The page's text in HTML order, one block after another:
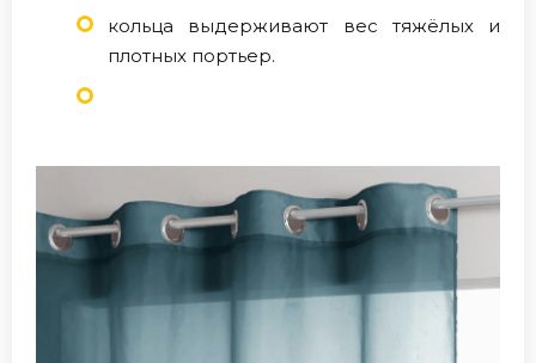
кольца выдерживают вес тяжёлых и
плотных портьер.